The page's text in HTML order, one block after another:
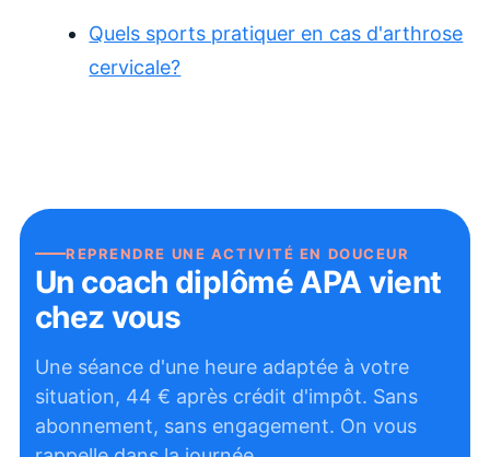
Quels sports pratiquer en cas d'arthrose
cervicale?
REPRENDRE UNE ACTIVITÉ EN DOUCEUR
Un coach diplômé APA vient
chez vous
Une séance d'une heure adaptée à votre
situation, 44 € après crédit d'impôt. Sans
abonnement, sans engagement. On vous